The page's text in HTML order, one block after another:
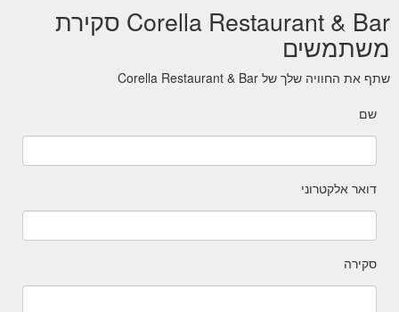
Corella Restaurant & Bar סקירת
משתמשים
שתף את החוויה שלך של Corella Restaurant & Bar
שם
דואר אלקטרוני
סקירה